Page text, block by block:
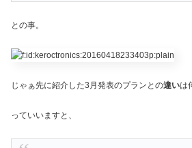
との事。
じゃぁ先に紹介した3月発表のプランとの違いは
っていいますと、